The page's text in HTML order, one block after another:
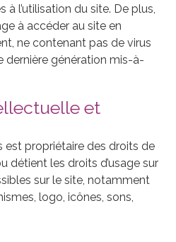
l’utilisation du site. De plus,
à accéder au site en
ne contenant pas de virus
dernière génération mis-à-
et
est propriétaire des droits de
détient les droits d’usage sur
sur le site, notamment
logo, icônes, sons,